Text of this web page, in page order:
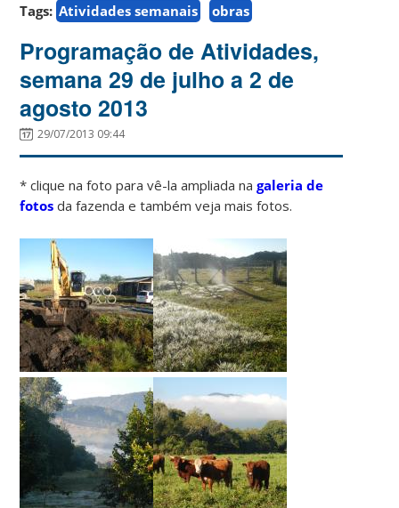
Tags: Atividades semanais obras
Programação de Atividades,
semana 29 de julho a 2 de
agosto 2013
29/07/2013 09:44
* clique na foto para vê-la ampliada nagaleria de
fotos da fazenda e também veja mais fotos.